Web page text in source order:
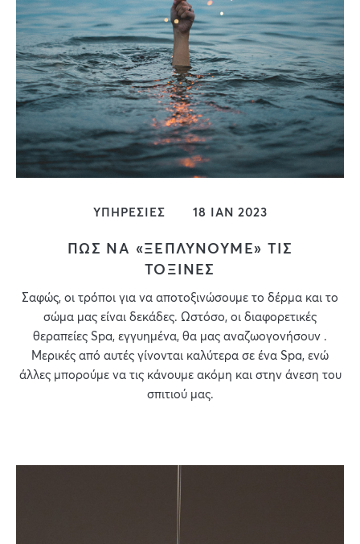
ΥΠΗΡΕΣΙΕΣ 18 ΙΑΝ 2023
ΠΩΣ ΝΑ «ΞΕΠΛΥΝΟΥΜΕ» ΤΙΣ
ΤΟΞΙΝΕΣ
Σαφώς, οι τρόποι για να αποτοξινώσουμε το δέρμα και το
σώμα μας είναι δεκάδες. Ωστόσο, οι διαφορετικές
θεραπείες Spa, εγγυημένα, θα μας αναζωογονήσουν .
Μερικές από αυτές γίνονται καλύτερα σε ένα Spa, ενώ
άλλες μπορούμε να τις κάνουμε ακόμη και στην άνεση του
σπιτιού μας.